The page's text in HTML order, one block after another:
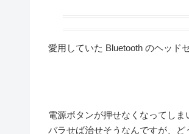
愛用していた Bluetooth のヘッド
電源ボタンが押せなくなってしま
バラせば治せそうなんですが、ど